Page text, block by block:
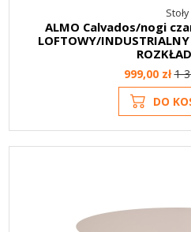
Stoły
ALMO Calvados/nogi
LOFTOWY/
999,00 zł1
DO